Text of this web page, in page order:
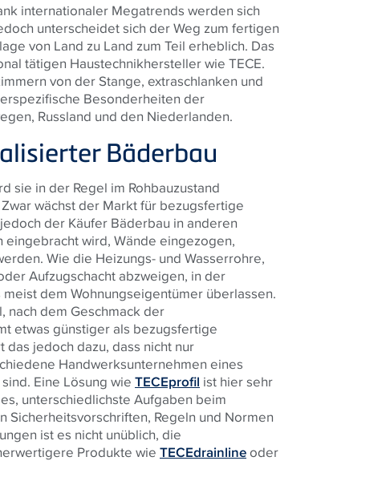
internationaler Megatrends werden sich
unterscheidet sich der Weg zum fertigen
von Land zu Land zum Teil erheblich. Das
tätigen Haustechnikhersteller wie TECE.
von der Stange, extraschlanken und
Besonderheiten der
Russland und den Niederlanden.
Bäderbau
sie in der Regel im Rohbauzustand
wächst der Markt für bezugsfertige
der Käufer Bäderbau in anderen
wird, Wände eingezogen,
Wie die Heizungs- und Wasserrohre,
Aufzugschacht abzweigen, in der
dem Wohnungseigentümer überlassen.
nach dem Geschmack der
etwas günstiger als bezugsfertige
jedoch dazu, dass nicht nur
Handwerksunternehmen eines
Eine Lösung wie TECEprofil ist hier sehr
unterschiedlichste Aufgaben beim
Sicherheitsvorschriften, Regeln und Normen
ist es nicht unüblich, die
Produkte wie TECEdrainlineoder